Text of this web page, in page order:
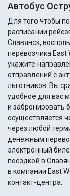
Автобус
Для того чтобы
расписании
Славянск,
перевозчика East
укажите
отправлений с
льготников. Вы сразу можете подобрать идеальный рейс,
удобное для вас
и забронировать
осуществляется
через любой
денежным переводом. После оплаты
электронный
поездкой в
в компании East
контакт-центра.